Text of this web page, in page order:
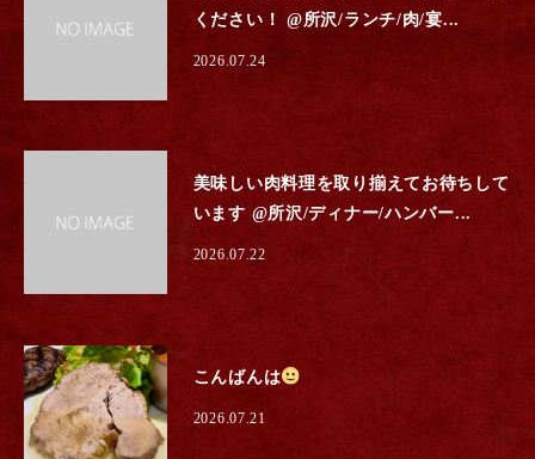
ください！ @所沢/ランチ/肉/宴...
2026.07.24
美味しい肉料理を取り揃えてお待ちして
います @所沢/ディナー/ハンバー...
2026.07.22
こんばんは
2026.07.21